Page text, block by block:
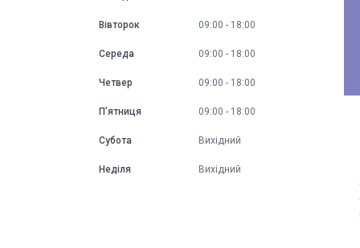
Вівторок 09:00 18:00
Середа 09:00 18:00
Четвер 09:00 18:00
Пʼятниця 09:00 18:00
Субота Вихідний
Неділя Вихідний